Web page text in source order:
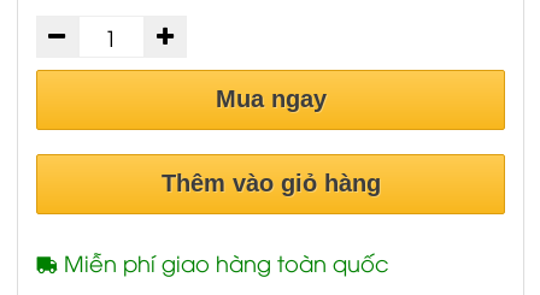
Mua ngay
Thêm vào giỏ hàng
Miễn phí giao hàng toàn quốc